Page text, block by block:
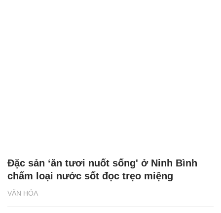
VĂN HÓA
Đặc sản ‘ăn tươi nuốt sống' ở Ninh Bình
chấm loại nước sốt đọc trẹo miệng